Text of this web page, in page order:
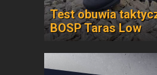
Test obuwia
BOSP Taras Low